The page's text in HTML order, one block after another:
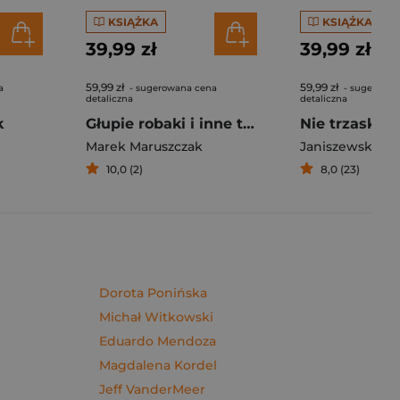
KSIĄŻKA
39,99 zł
59,99 zł - sugerowana cena
detaliczna
Głupie robaki i inne takie Polski
Marek Maruszczak
10,0 (2)
KSIĄŻKA
39,99 zł
59,99 zł -
detaliczna
Janiszewska
8,0 (23)
Dorota Ponińska
Michał Witkowski
Eduardo Mendoza
Magdalena Kordel
Jeff VanderMeer